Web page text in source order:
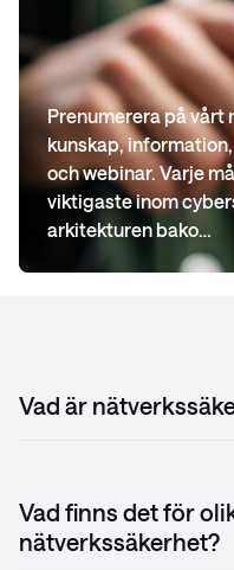
Prenumerera på vårt
kunskap,
och webinar. Varje
viktigaste inom
arkitekturen bako…
Vad är
Vad finns det för
nätverkssäkerhet?